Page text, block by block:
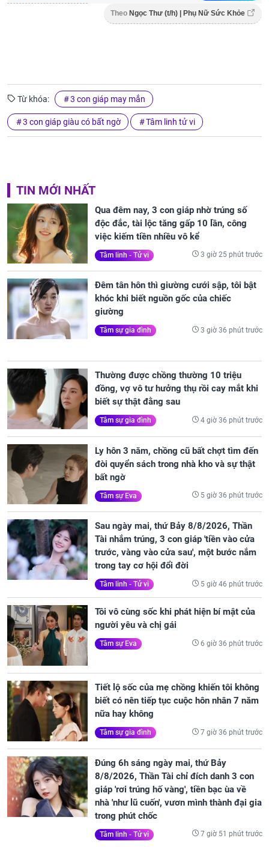
Theo Ngọc Thư (t/h) | Phụ Nữ Sức Khỏe
Từ khóa: 3 con giáp may mắn
3 con giáp giàu có bất ngờ Tâm linh tử vi
TIN MỚI NHẤT
Qua đêm nay, 3 con giáp nhờ trúng số
độc đắc, tài lộc tăng gấp 10 lần, công
việc kiếm tiền nhiều vô kể
Tâm linh - Tử vi 3 giờ 25 phút trước
Đêm tân hôn thì giường cưới sập, tôi bật
khóc khi biết nguồn gốc của chiếc
giường
Tâm sự gia đình 3 giờ 36 phút trước
Thường được chồng thường 10 triệu
đồng, vợ vô tư hưởng thụ rồi cay mắt khi
biết sự thật đằng sau
Tâm sự gia đình 4 giờ 36 phút trước
Ly hôn 3 năm, chồng cũ bất chợt tìm đến
đòi quyển sách trong nhà kho và sự thật
bất ngờ
Tâm sự Eva 5 giờ 36 phút trước
Sau ngày mai, thứ Bảy 8/8/2026, Thần
Tài nhắm trúng, 3 con giáp 'tiền vào cửa
trước, vàng vào cửa sau', một bước nắm
trong tay cơ hội đổi đời
Tâm linh - Tử vi 5 giờ 46 phút trước
Tôi vô cùng sốc khi phát hiện bí mật của
người yêu và chị gái
Tâm sự Eva 6 giờ 36 phút trước
Tiết lộ sốc của mẹ chồng khiến tôi không
biết có nên tiếp tục cuộc hôn nhân 7 năm
nữa hay không
Tâm sự gia đình 7 giờ 36 phút trước
Đúng 6h sáng ngày mai, thứ Bảy
8/8/2026, Thần Tài chỉ đích danh 3 con
giáp 'rơi trúng hố vàng', tiền bạc ùa về
nhà 'như lũ cuốn', vươn mình thành đại gia
trong phút chốc
Tâm linh - Tử vi 7 giờ 51 phút trước